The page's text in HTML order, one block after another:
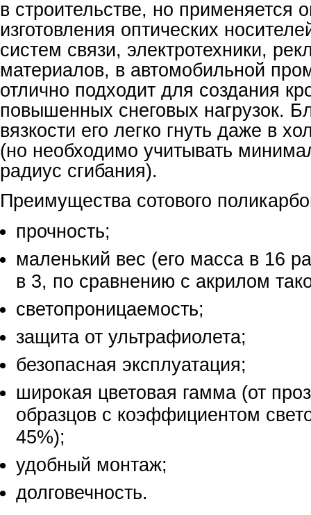
в строительстве, но применяется
изготовления оптических
систем связи, электротехники,
материалов, в автомобильной
отлично подходит для создания
повышенных снеговых нагрузок.
вязкости его легко гнуть даже в
(но необходимо учитывать
радиус сгибания).
Преимущества сотового
прочность;
маленький вес (его масса в 16
в 3, по сравнению с акрилом
светопроницаемость;
защита от ультрафиолета;
безопасная эксплуатация;
широкая цветовая гамма (от
образцов с коэффициентом
45%);
удобный монтаж;
долговечность.